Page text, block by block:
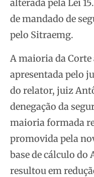
alterada pela Lei
de mandado de
pelo Sitraemg.
A maioria da
apresentada pelo
do relator, juiz
denegação da
maioria formada
promovida pela
base de cálculo do
resultou em